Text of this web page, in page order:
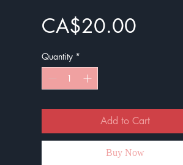
CA$20.00Price
Quantity *
Add to Cart
Buy Now